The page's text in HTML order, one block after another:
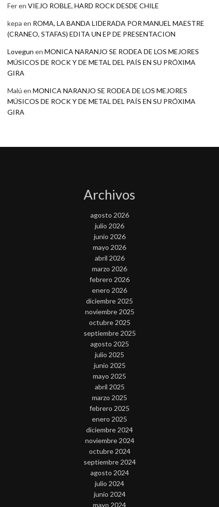
Feren VIEJO ROBLE, HARD ROCK DESDE CHILE
kepa en ROMA, LA BANDA LIDERADA POR MANUEL MAESTRE
(CRANEO, STAFAS) EDITA UN EP DE PRESENTACION
Lovegun en MONICA NARANJO SE RODEA DE LOS MEJORES
MÚSICOS DE ROCK Y DE METAL DEL PAÍS EN SU PRÓXIMA
GIRA
Malú en MONICA NARANJO SE RODEA DE LOS MEJORES
MÚSICOS DE ROCK Y DE METAL DEL PAÍS EN SU PRÓXIMA
GIRA
Archivos
agosto 2026
julio 2026
junio 2026
mayo 2026
abril 2026
marzo 2026
febrero 2026
enero 2026
diciembre 2025
noviembre 2025
octubre 2025
septiembre 2025
agosto 2025
julio 2025
junio 2025
mayo 2025
abril 2025
marzo 2025
febrero 2025
enero 2025
diciembre 2024
noviembre 2024
octubre 2024
septiembre 2024
agosto 2024
julio 2024
junio 2024
mayo 2024